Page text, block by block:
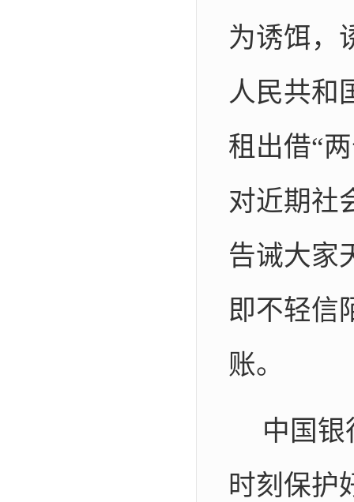
为诱饵，
人民共和
租出借“
对近期社
告诫大家
即不轻信
账。
中国
时刻保护